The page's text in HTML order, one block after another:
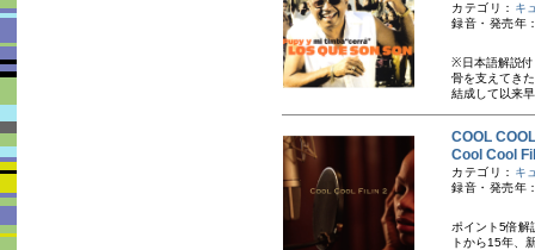
カテゴリ： キ
録音・発売年
※日本語解説付
骨を支えてき
結成して以来
COOL
Cool Cool
カテゴリ： キ
録音・発売
ポイント5倍
トから15年、